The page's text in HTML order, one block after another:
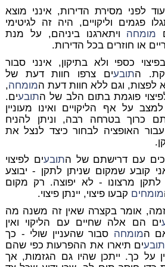
לפני מסירת הדירות, אינני מוצא
פגמים וליקויים, היה זה לגיטימי
מומחה ויתארגנו ביניהם, על מנת
או חוזרים בכל הדירות.
כספי ולא בתיקון, אינני סבור
התובעים צרפו חוות דעת של
לפצות, וגם ללא חוות דעת המומחה,
פוגמת בתום הלב של התובעים.
על אף הליקויים ואינו מעוניין
כרוך בטרחה רבה, וניתן להניח
האופציה לבחור כיצד לנצל את
עם דרישתם של התובעים לפיצוי
קובע שמקום שניתן לתקן - יבוצע
לתקן מרצונו - לא יפוצה. רק מקום
מומחים קבעו פיצוי, יינתן פיצוי.
אומר בקצרה שאין זה משנה מה
ים הם אלה שחיים עם הליקוי ואין
המומחה סבור שהעניין שולי - כך
תובעים תיארו את ההפרעות כפי שהם
על כך. ייתכן שהיו גם הגזמות, אך